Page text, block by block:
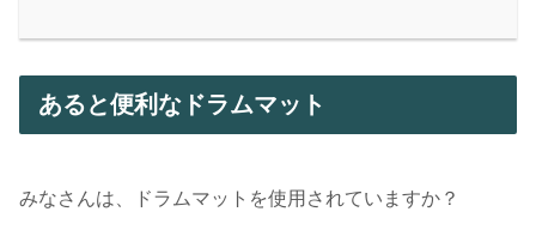
あると便利なドラムマット
みなさんは、ドラムマットを使用されていますか？